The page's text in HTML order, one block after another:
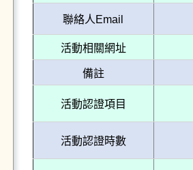
聯絡人Email
活動相關網址
備註
活動認證項目
活動認證時數